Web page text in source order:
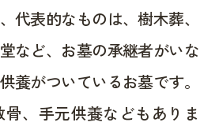
代表的なものは、樹木葬、
など、お墓の承継者がいな
養がついているお墓です。
、手元供養などもありま